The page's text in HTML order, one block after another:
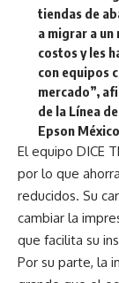
tiendas de
a migrar a
costos y les
con equipos
mercado”,
de la Línea
Epson México
El equipo DICE
por lo que
reducidos. Su
cambiar la
que facilita su
Por su parte, la